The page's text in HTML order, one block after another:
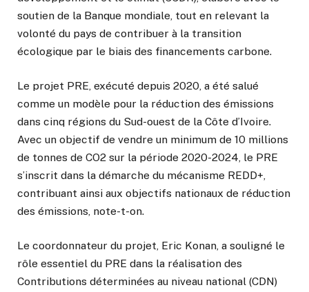
soutien de la Banque mondiale, tout en relevant la
volonté du pays de contribuer à la transition
écologique par le biais des financements carbone.
Le projet PRE, exécuté depuis 2020, a été salué
comme un modèle pour la réduction des émissions
dans cinq régions du Sud-ouest de la Côte d’Ivoire.
Avec un objectif de vendre un minimum de 10 millions
de tonnes de CO2 sur la période 2020-2024, le PRE
s’inscrit dans la démarche du mécanisme REDD+,
contribuant ainsi aux objectifs nationaux de réduction
des émissions, note-t-on.
Le coordonnateur du projet, Eric Konan, a souligné le
rôle essentiel du PRE dans la réalisation des
Contributions déterminées au niveau national (CDN)